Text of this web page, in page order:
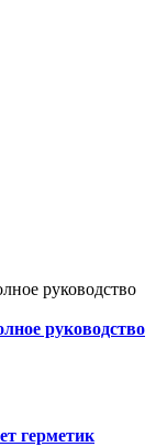
руководство
герметик